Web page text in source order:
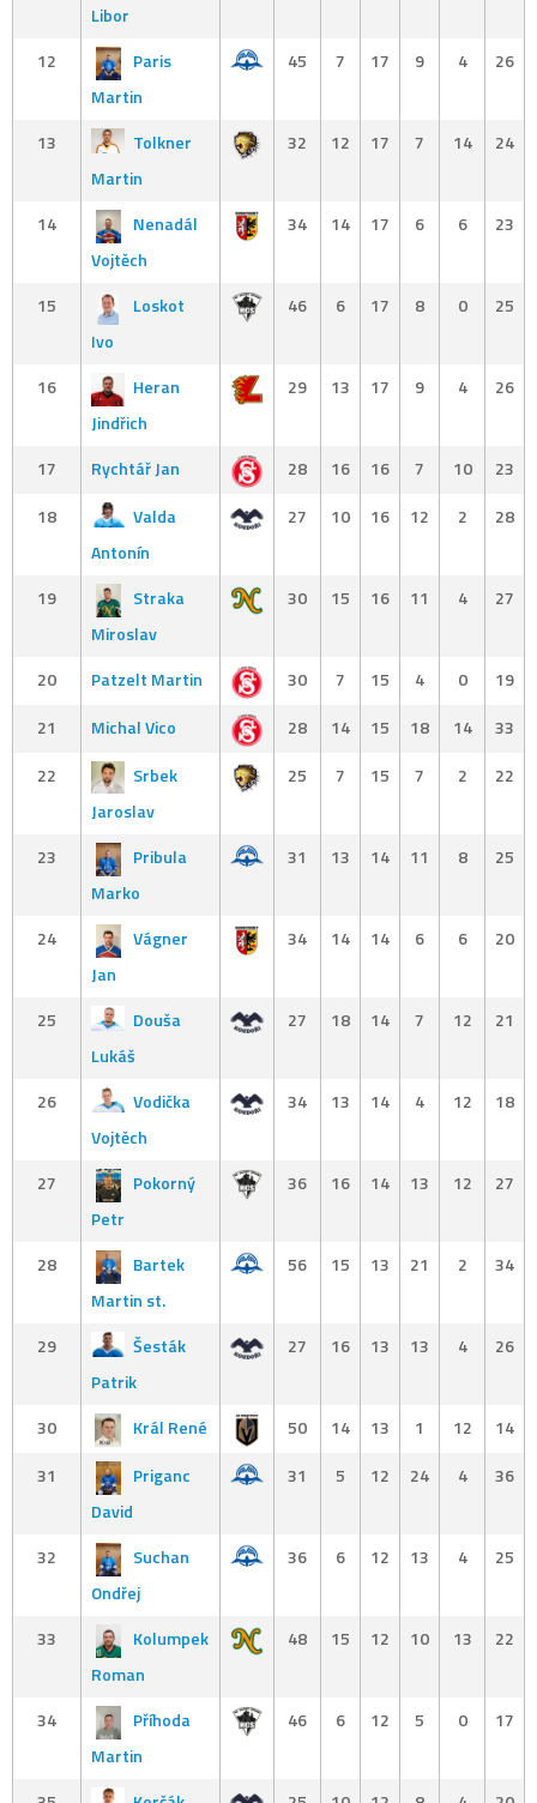
Libor
12
Paris
Martin
45 7 17 9 4 26
13
Tolkner
Martin
32 12 17 7 14 24
14
Nenadál
Vojtěch
34 14 17 6 6 23
15
Loskot
Ivo
46 6 17 8 0 25
16
Heran
Jindřich
29 13 17 9 4 26
17 Rychtář Jan 28 16 16 7 10
23
18
Valda
Antonín
27 10 16 12 2 28
19
Straka
Miroslav
30 15 16 11 4 27
20 Patzelt Martin 30 7 15 4 0
19
21
Michal Vico 28 14 15 18 14
33
22
Srbek
Jaroslav
25 7 15 7 2 22
23
Pribula
Marko
31 13 14 11 8 25
24
Vágner
Jan
34 14 14 6 6 20
25
Douša
Lukáš
27 18 14 7 12 21
26
Vodička
Vojtěch
34 13 14 4 12 18
27
Pokorný
Petr
36 16 14 13 12 27
28
Bartek
Martin st.
56 15 13 21 2 34
29
Šesták
Patrik
27 16 13 13 4 26
30 Král René 50 14 13 1 12
14
31
Priganc
David
31 5 12 24 4 36
32
Suchan
Ondřej
36 6 12 13 4 25
33
Kolumpek
Roman
48 15 12 10 13 22
34
Příhoda
Martin
46 6 12 5 0 17